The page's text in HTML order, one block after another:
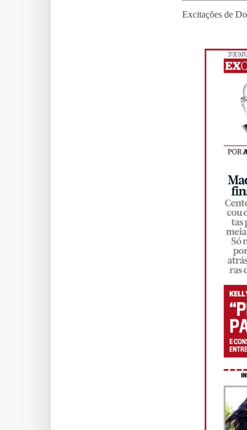
Excitações de